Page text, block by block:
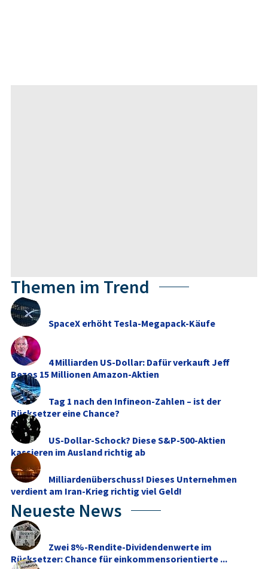
Themen im Trend
SpaceX erhöht Tesla-Megapack-Käufe
4 Milliarden US-Dollar: Dafür verkauft Jeff
Bezos 15 Millionen Amazon-Aktien
Tag 1 nach den Infineon-Zahlen – ist der
Rücksetzer eine Chance?
US-Dollar-Schock? Diese S&P-500-Aktien
kassieren im Ausland richtig ab
Milliardenüberschuss! Dieses Unternehmen
verdient am Iran-Krieg richtig viel Geld!
Neueste News
Zwei 8%-Rendite-Dividendenwerte im
Rücksetzer: Chance für einkommensorientierte ...